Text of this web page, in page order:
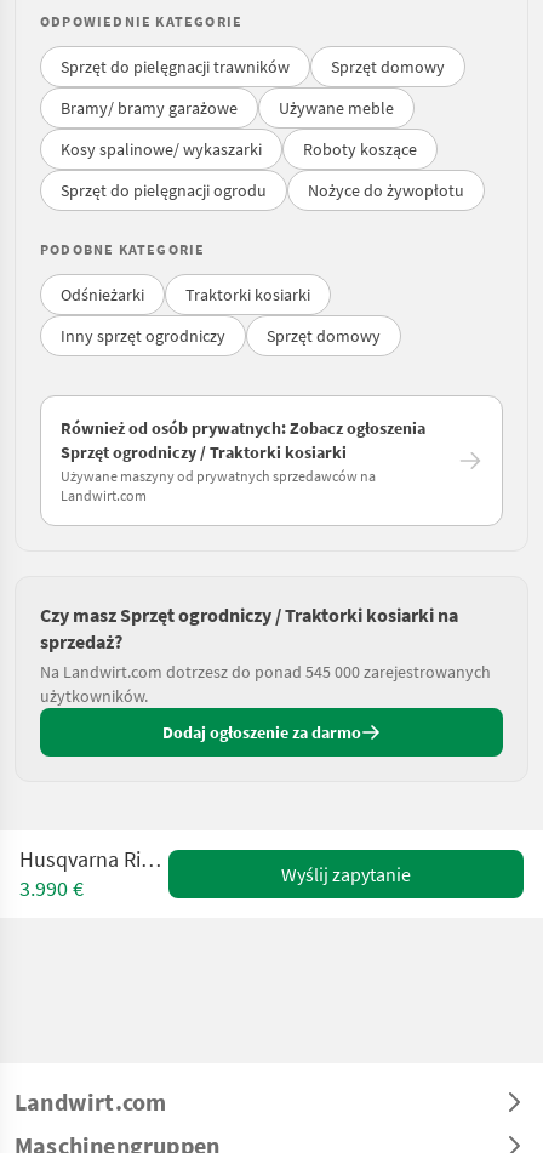
ODPOWIEDNIE KATEGORIE
Sprzęt do pielęgnacji trawników
Sprzęt domowy
Bramy/ bramy garażowe
Używane meble
Kosy spalinowe/ wykaszarki
Roboty koszące
Sprzęt do pielęgnacji ogrodu
Nożyce do żywopłotu
PODOBNE KATEGORIE
Odśnieżarki
Traktorki kosiarki
Inny sprzęt ogrodniczy
Sprzęt domowy
Również od osób prywatnych: Zobacz ogłoszenia
Sprzęt ogrodniczy / Traktorki kosiarki
Używane maszyny od prywatnych sprzedawców na
Landwirt.com
Czy masz Sprzęt ogrodniczy / Traktorki kosiarki na
sprzedaż?
Na Landwirt.com dotrzesz do ponad 545 000 zarejestrowanych
użytkowników.
Dodaj ogłoszenie za darmo
Husqvarna Rider 214 TC
3.990 €
Wyślij zapytanie
Landwirt.com
Maschinengruppen